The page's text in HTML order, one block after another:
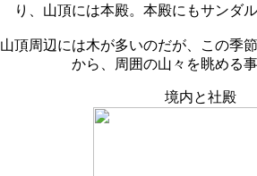
り、山頂には本殿。本殿にもサンダ
山頂周辺には木が多いのだが、この季
から、周囲の山々を眺める事
境内と社殿